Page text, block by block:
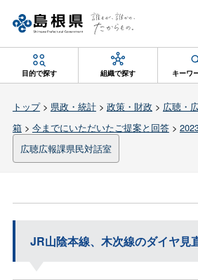
目的で探す 組織で探す キーワ
トップ> 県政・統計> 政策・財政 > 広聴・
箱> 今までにいただいたご提案と回答>
広聴広報課県民対話室
JR山陰本線、木次線のダイヤ見